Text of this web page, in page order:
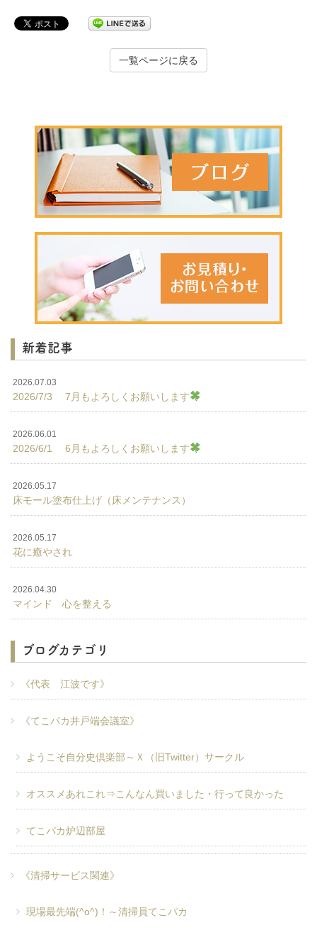
一覧ページに戻る
新着記事
2026.07.03
2026/7/3 7月もよろしくお願いします
2026.06.01
2026/6/1 6月もよろしくお願いします
2026.05.17
床モール塗布仕上げ（床メンテナンス）
2026.05.17
花に癒やされ
2026.04.30
マインド 心を整える
ブログカテゴリ
《代表 江波です》
《てこパカ井戸端会議室》
ようこそ自分史倶楽部～Ｘ（旧Twitter）サークル
オススメあれこれ⇒こんなん買いました・行って良かった
てこパカ炉辺部屋
《清掃サービス関連》
現場最先端(^o^)！～清掃員てこパカ